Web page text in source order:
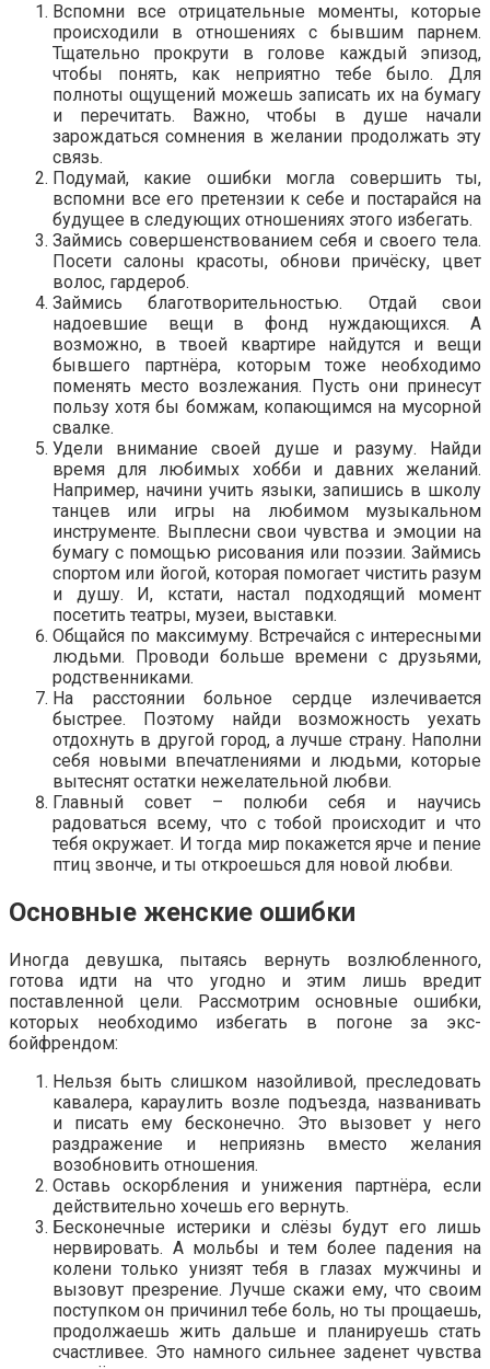
Вспомни все отрицательные моменты, которые
происходили в отношениях с бывшим парнем.
Тщательно прокрути в голове каждый эпизод,
чтобы понять, как неприятно тебе было. Для
полноты ощущений можешь записать их на бумагу
и перечитать. Важно, чтобы в душе начали
зарождаться сомнения в желании продолжать эту
связь.
Подумай, какие ошибки могла совершить ты,
вспомни все его претензии к себе и постарайся на
будущее в следующих отношениях этого избегать.
Займись совершенствованием себя и своего тела.
Посети салоны красоты, обнови причёску, цвет
волос, гардероб.
Займись благотворительностью. Отдай свои
надоевшие вещи в фонд нуждающихся. А
возможно, в твоей квартире найдутся и вещи
бывшего партнёра, которым тоже необходимо
поменять место возлежания. Пусть они принесут
пользу хотя бы бомжам, копающимся на мусорной
свалке.
Удели внимание своей душе и разуму. Найди
время для любимых хобби и давних желаний.
Например, начини учить языки, запишись в школу
танцев или игры на любимом музыкальном
инструменте. Выплесни свои чувства и эмоции на
бумагу с помощью рисования или поэзии. Займись
спортом или йогой, которая помогает чистить разум
и душу. И, кстати, настал подходящий момент
посетить театры, музеи, выставки.
Общайся по максимуму. Встречайся с интересными
людьми. Проводи больше времени с друзьями,
родственниками.
На расстоянии больное сердце излечивается
быстрее. Поэтому найди возможность уехать
отдохнуть в другой город, а лучше страну. Наполни
себя новыми впечатлениями и людьми, которые
вытеснят остатки нежелательной любви.
Главный совет – полюби себя и научись
радоваться всему, что с тобой происходит и что
тебя окружает. И тогда мир покажется ярче и пение
птиц звонче, и ты откроешься для новой любви.
Основные женские ошибки
Иногда девушка, пытаясь вернуть возлюбленного,
готова идти на что угодно и этим лишь вредит
поставленной цели. Рассмотрим основные ошибки,
которых необходимо избегать в погоне за экс-
бойфрендом:
Нельзя быть слишком назойливой, преследовать
кавалера, караулить возле подъезда, названивать
и писать ему бесконечно. Это вызовет у него
раздражение и неприязнь вместо желания
возобновить отношения.
Оставь оскорбления и унижения партнёра, если
действительно хочешь его вернуть.
Бесконечные истерики и слёзы будут его лишь
нервировать. А мольбы и тем более падения на
колени только унизят тебя в глазах мужчины и
вызовут презрение. Лучше скажи ему, что своим
поступком он причинил тебе боль, но ты прощаешь,
продолжаешь жить дальше и планируешь стать
счастливее. Это намного сильнее заденет чувства